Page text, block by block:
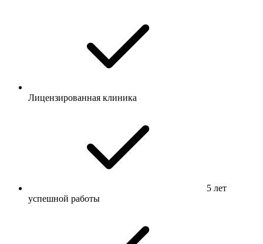
Лицензированная клиника
5 лет
успешной работы